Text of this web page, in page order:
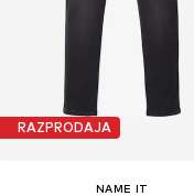
RAZPRODAJA
NAME IT